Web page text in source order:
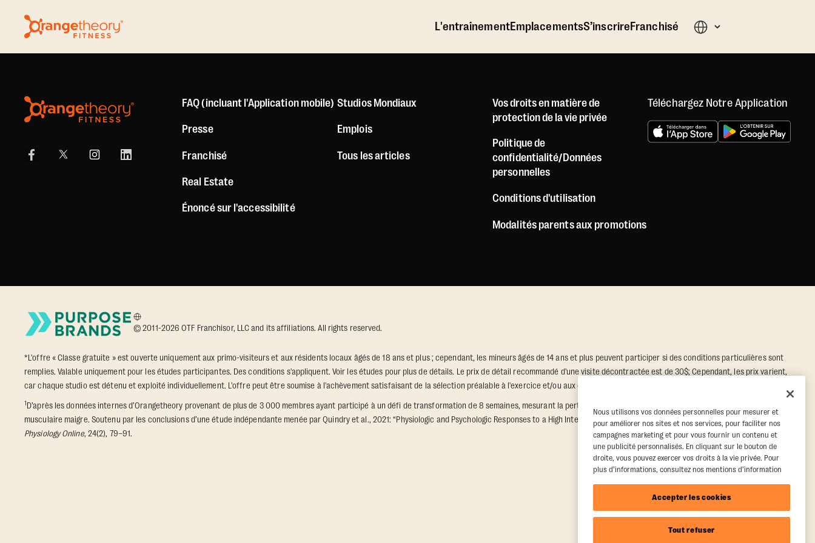
L'entraînementEmplacementsS’inscrireFranchisé
FAQ (incluant l'Application mobile)
Presse
Franchisé
Real Estate
Énoncé sur l'accessibilité
Studios Mondiaux
Emplois
Tous les articles
Vos droits en matière de
protection de la vie privée
Politique de
confidentialité/Données
personnelles
Conditions d'utilisation
Modalités parents aux promotions
Téléchargez Notre Application
© 2011-2026 OTF Franchisor, LLC and its affiliations. All rights reserved.
*L'offre « Classe gratuite » est ouverte uniquement aux primo-visiteurs et aux résidents locaux âgés de 18 ans et plus ; cependant, les mineurs âgés de 14 ans et plus peuvent participer si des conditions particulières sont
remplies. Valable uniquement pour les études participantes. Des conditions s'appliquent. Voir les études pour plus de détails. Le prix de détail recommandé d'une visite décontractée est de 30$; Cependant, les prix varient,
car chaque studio est détenu et exploité individuellement. L'offre peut être soumise à l'achèvement satisfaisant de la sélection préalable à l'exercice et/ou aux conditions standard d'adhésion temporaire/invité.
1D’après les données internes d’Orangetheory provenant de plus de 3 000 membres ayant participé à un défi de transformation de 8 semaines, mesurant la perte moyenne de masse grasse et le gain moyen de masse
musculaire maigre. Soutenu par les conclusions d’une étude indépendante menée par Quindry et al., 2021: “Physiologic and Psychologic Responses to a High Intensity Functional Training Program.”
Journal of Exercise
Physiology Online, 24(2), 79–91.
Nous utilisons vos données personnelles pour mesurer et
pour améliorer nos sites et nos services, pour faciliter nos
campagnes marketing et pour vous fournir un contenu et
une publicité personnalisés. En cliquant sur le bouton de
droite, vous pouvez exercer vos droits à la vie privée. Pour
plus d’informations, consultez nos mentions d’information
Accepter les cookies
Tout refuser